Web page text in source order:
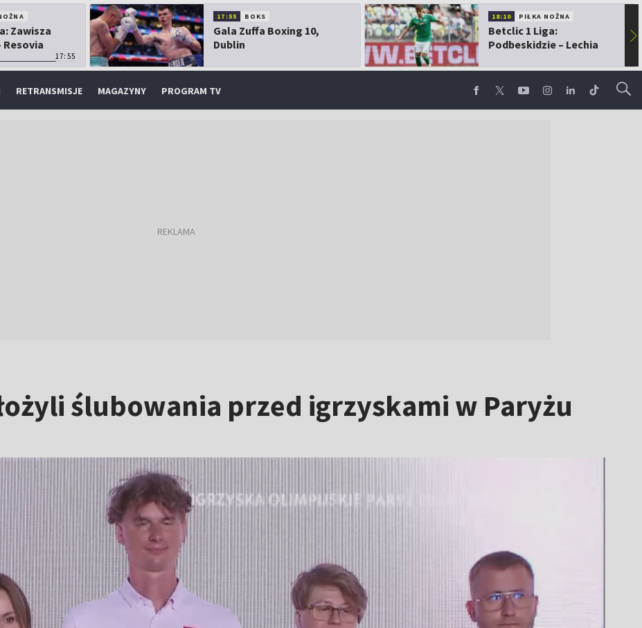
Zawisza
Resovia
17:55
17:55 BOKS
Gala Zuffa Boxing 10,
Dublin
18:10 PIŁKA NOŻNA
Betclic 1 Liga:
Podbeskidzie – Lechia
▶
RETRANSMISJE MAGAZYNY PROGRAM TV
ślubowania przed igrzyskami w Paryżu